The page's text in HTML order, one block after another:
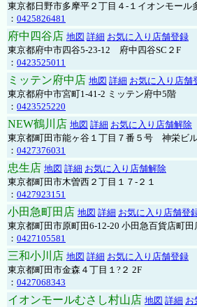
東京都日野市多摩平２丁目４-１イオンモール
： 0425826481
府中四谷店 地図 詳細 お気に入り店舗登録
東京都府中市四谷5-23-12 府中四谷SC２F
： 0423525011
ミッテン府中店 地図 詳細 お気に入り店舗
東京都府中市宮町1-41-2 ミッテン府中5階
： 0423525220
NEW鶴川店 地図 詳細 お気に入り店舗解除
東京都町田市能ヶ谷１丁目７番５号 神栄ビ
： 0427376031
忠生店 地図 詳細 お気に入り店舗解除
東京都町田市木曽西２丁目１７-２１
： 0427923151
小田急町田店 地図 詳細 お気に入り店舗登
東京都町田市原町田6-12-20 小田急百貨店町田
： 0427105581
三和小川店 地図 詳細 お気に入り店舗登録
東京都町田市金森４丁目１?２ 2F
： 0427068343
イオンモールむさし村山店 地図 詳細 お